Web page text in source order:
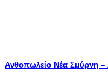
Ανθοπωλείο Νέα Σμύρνη